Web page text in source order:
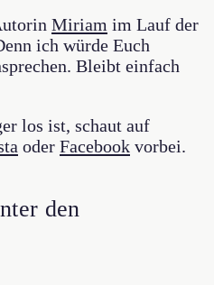
Miriam im Lauf der
ich würde Euch
Bleibt einfach
los ist, schaut auf
oder Facebook vorbei.
den